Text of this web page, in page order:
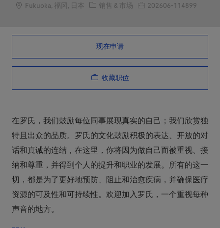
Location
Fukuoka, 福冈, 日本 职位类别
销售 & 市场 职位编号
202606-114899
现在申请
收藏职位
在罗氏，我们鼓励每位同事展现真实的自己；我们欣赏独
特且出众的品质。罗氏的文化鼓励积极的表达、开放的对
话和真诚的连结，在这里，你将因为做自己而被重视、接
纳和尊重，并得到个人的提升和职业的发展。所有的这一
切，都是为了更好地预防、阻止和治愈疾病，并确保医疗
资源的可及性和可持续性。欢迎加入罗氏，一个重视每种
声音的地方。